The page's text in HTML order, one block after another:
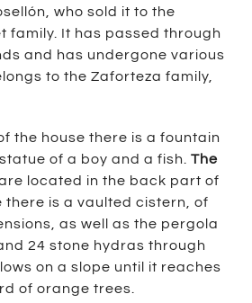
who sold it to the
family. It has passed through
and has undergone various
to the Zaforteza family,
the house there is a fountain
of a boy and a fish. The
located in the back part of
there is a vaulted cistern, of
as well as the pergola
24 stone hydras through
on a slope until it reaches
of orange trees.